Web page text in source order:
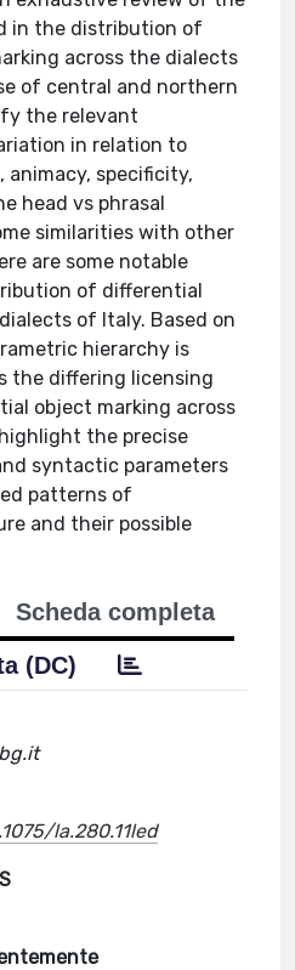
in the distribution of
across the dialects
of central and northern
the relevant
in relation to
specificity,
head vs phrasal
similarities with other
are some notable
of differential
of Italy. Based on
hierarchy is
the differing licensing
object marking across
the precise
syntactic parameters
patterns of
and their possible
Scheda completa
(DC)
la.280.11led